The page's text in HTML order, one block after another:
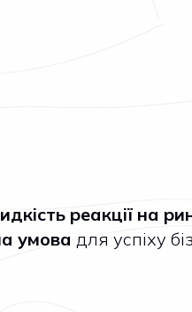
реакції на
умова для успіху